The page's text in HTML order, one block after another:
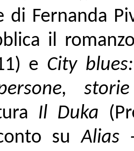
di Fernanda
il
e City
storie
Il Duka
suAlias